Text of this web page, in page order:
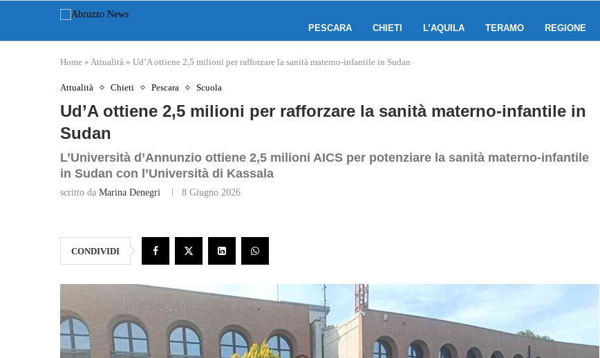
PESCARA CHIETI L’AQUILA TERAMO REGIONE
Home » Attualità » Ud’A ottiene 2,5 milioni per rafforzare la sanità materno-infantile in Sudan
Attualità Chieti Pescara Scuola
Ud’A ottiene 2,5 milioni per rafforzare la sanità materno-infantile in
Sudan
L’Università d’Annunzio ottiene 2,5 milioni AICS per potenziare la sanità materno-infantile
in Sudan con l’Università di Kassala
scritto da Marina Denegri 8 Giugno 2026
CONDIVIDI